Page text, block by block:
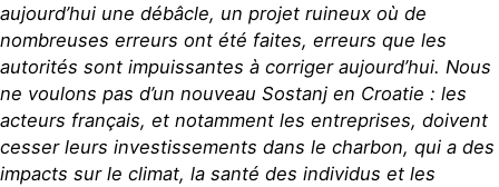
aujourd’hui une débâcle, un projet ruineux où de
nombreuses erreurs ont été faites, erreurs que les
autorités sont impuissantes à corriger aujourd’hui. Nous
ne voulons pas d’un nouveau Sostanj en Croatie : les
acteurs français, et notamment les entreprises, doivent
cesser leurs investissements dans le charbon, qui a des
impacts sur le climat, la santé des individus et les